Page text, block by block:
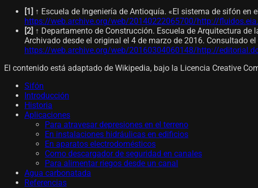
[1] ↑ Escuela de Ingeniería de Antioquía. «El sistema de sifón
https://web.archive.org/web/20140222065700/http://
[2] ↑ Departamento de Construcción. Escuela de Arquitectura
Archivado desde el original el 4 de marzo de 2016. Consultado
https://web.archive.org/web/20160304060148/http://
El contenido está adaptado de Wikipedia, bajo la Licencia Creative
Sifón
Introducción
Historia
Aplicaciones
Para atravesar depresiones en el terreno
En instalaciones hidráulicas en edificios
En aparatos electrodomésticos
Como descargador de seguridad en canales
Para alimentar riegos desde un canal
Agua carbonatada
Referencias